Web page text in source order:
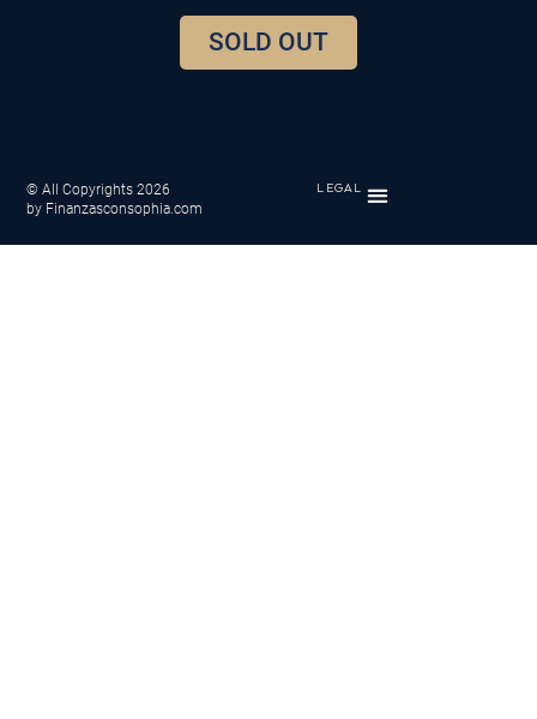
SOLD OUT
© All Copyrights 2026
by Finanzasconsophia.com
LEGAL